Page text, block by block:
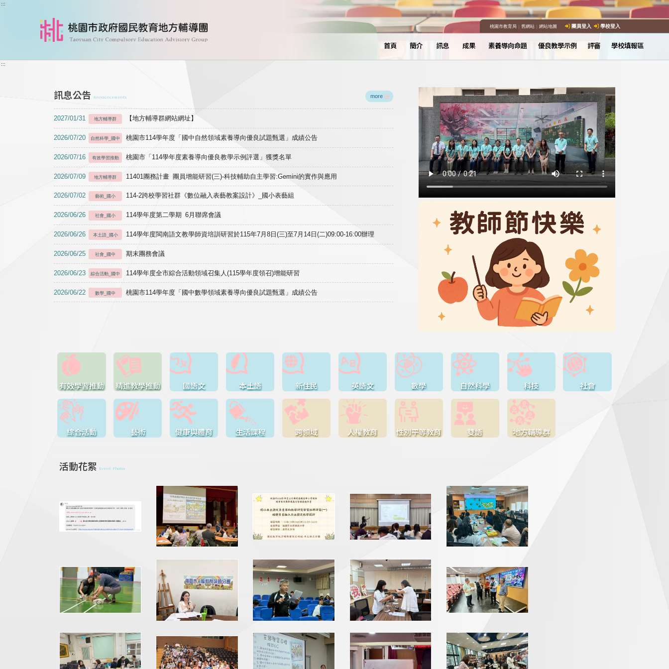
跳到主要內容
:::
桃園市教育局｜ 舊網站｜ 網站地圖 團員登入 學校登入
首頁 簡介 訊息 成果 素養導向命題 優良教學示例 評審 學校填報區
:::
訊息公告 Announcements more
2027/01/31 地方輔導群 【地方輔導群網站網址】
2026/07/20 自然科學_國中 桃園市114學年度「國中自然領域素養導向優良試題甄選」成績公告
2026/07/16 有效學習推動 桃園市「114學年度素養導向優良教學示例評選」獲獎名單
2026/07/09 地方輔導群 11401團務計畫 團員增能研習(三)-科技輔助自主學習:Gemini的實作與應用
2026/07/02 藝術_國小 114-2跨校學習社群《數位融入表藝教案設計》_國小表藝組
2026/06/26 社會_國小 114學年度第二學期 6月聯席會議
2026/06/26 本土語_國小 114學年度閩南語文教學師資培訓研習於115年7月8日(三)至7月14日(二)09:00-16:00辦理
2026/06/25 社會_國中 期末團務會議
2026/06/23 綜合活動_國中 114學年度全市綜合活動領域召集人(115學年度領召)增能研習
2026/06/22 數學_國中 桃園市114學年度「國中數學領域素養導向優良試題甄選」成績公告
有效學習推動 精進教學推動 國語文 本土語 新住民 英語文 數學 自然科學 科技 社會
綜合活動 藝術 健康與體育 生活課程 跨領域 人權教育 性別平等教育 雙語 地方輔導群
活動花絮 Event Photos